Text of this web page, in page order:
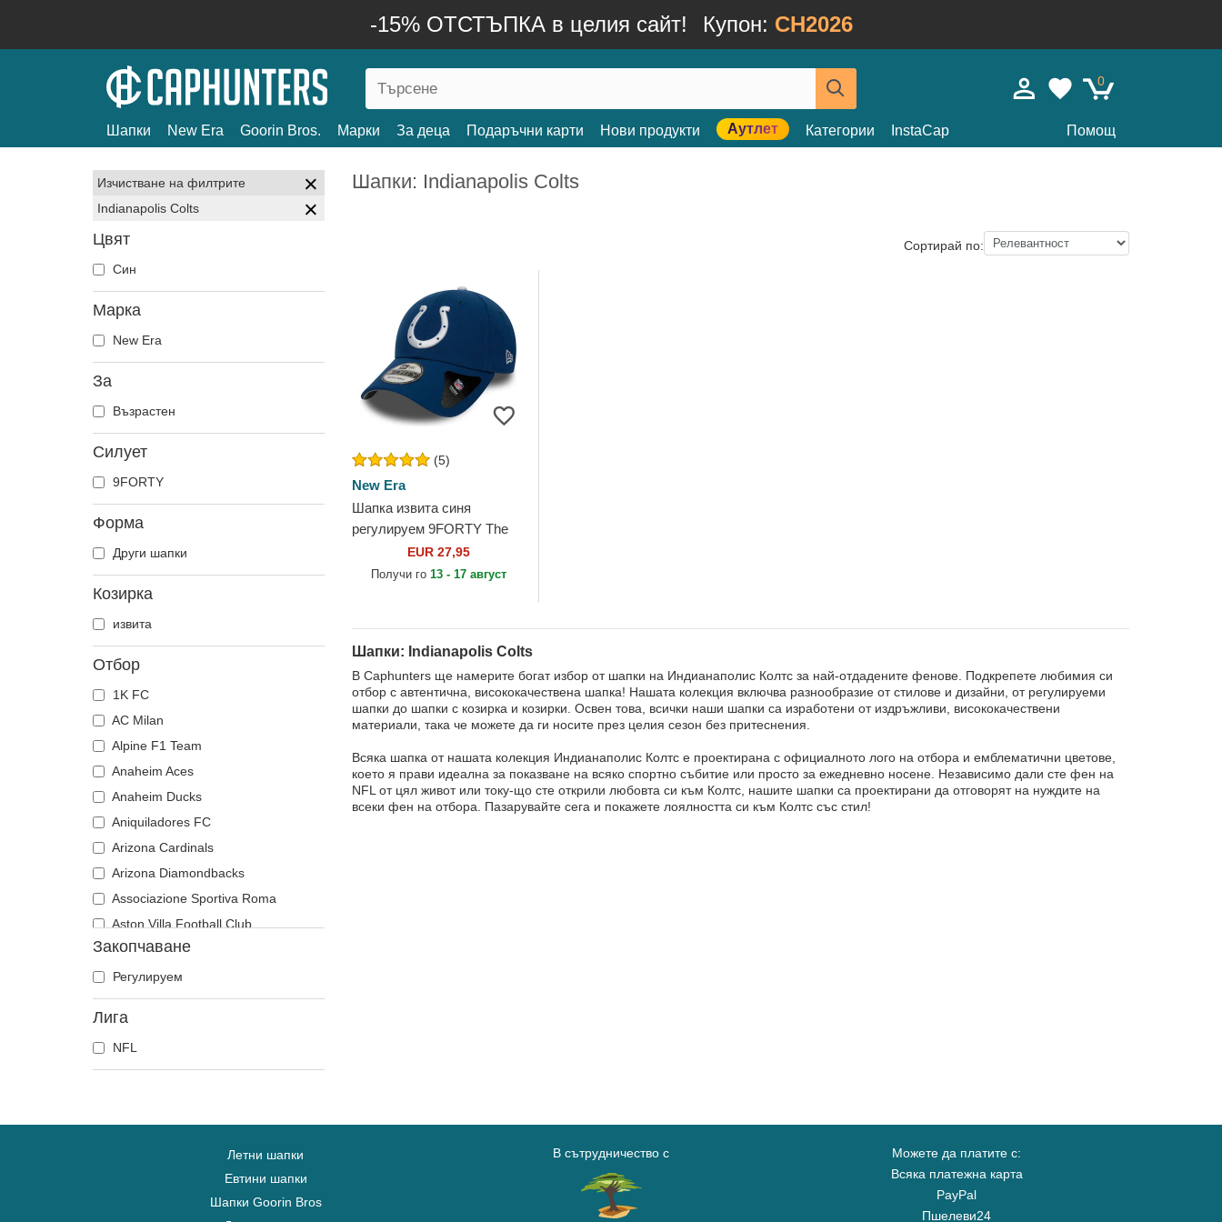
-15% ОТСТЪПКА в целия сайт! Купон: CH2026
0
Шапки New Era Goorin Bros. Марки За деца Подаръчни карти Нови продукти Аутлет Категории InstaCap Помощ
Изчистване на филтрите
Indianapolis Colts
Цвят
Син
Марка
New Era
За
Възрастен
Силует
9FORTY
Форма
Други шапки
Козирка
извита
Отбор
1K FC
AC Milan
Alpine F1 Team
Anaheim Aces
Anaheim Ducks
Aniquiladores FC
Arizona Cardinals
Arizona Diamondbacks
Associazione Sportiva Roma
Aston Villa Football Club
Atlanta Braves
Atlanta Falcons
Atlanta Hawks
Boston Bruins
Boston Celtics
Carolina Panthers
Chelsea Football Club
Закопчаване
Регулируем
Лига
NFL
Шапки: Indianapolis Colts
Сортирай по:
(5)
New Era
Шапка извита синя
регулируем 9FORTY The
League на Indianapolis Colts
NFL от New Era
EUR 27,95
Получи го 13 - 17 август
Шапки: Indianapolis Colts
В Caphunters ще намерите богат избор от шапки на Индианаполис Колтс за най-отдадените фенове. Подкрепете любимия си
отбор с автентична, висококачествена шапка! Нашата колекция включва разнообразие от стилове и дизайни, от регулируеми
шапки до шапки с козирка и козирки. Освен това, всички наши шапки са изработени от издръжливи, висококачествени
материали, така че можете да ги носите през целия сезон без притеснения.
Всяка шапка от нашата колекция Индианаполис Колтс е проектирана с официалното лого на отбора и емблематични цветове,
което я прави идеална за показване на всяко спортно събитие или просто за ежедневно носене. Независимо дали сте фен на
NFL от цял живот или току-що сте открили любовта си към Колтс, нашите шапки са проектирани да отговорят на нуждите на
всеки фен на отбора. Пазарувайте сега и покажете лоялността си към Колтс със стил!
Летни шапки
Евтини шапки
Шапки Goorin Bros
В сътрудничество с
Можете да платите с:
Всяка платежна карта
PayPal
Пшелеви24